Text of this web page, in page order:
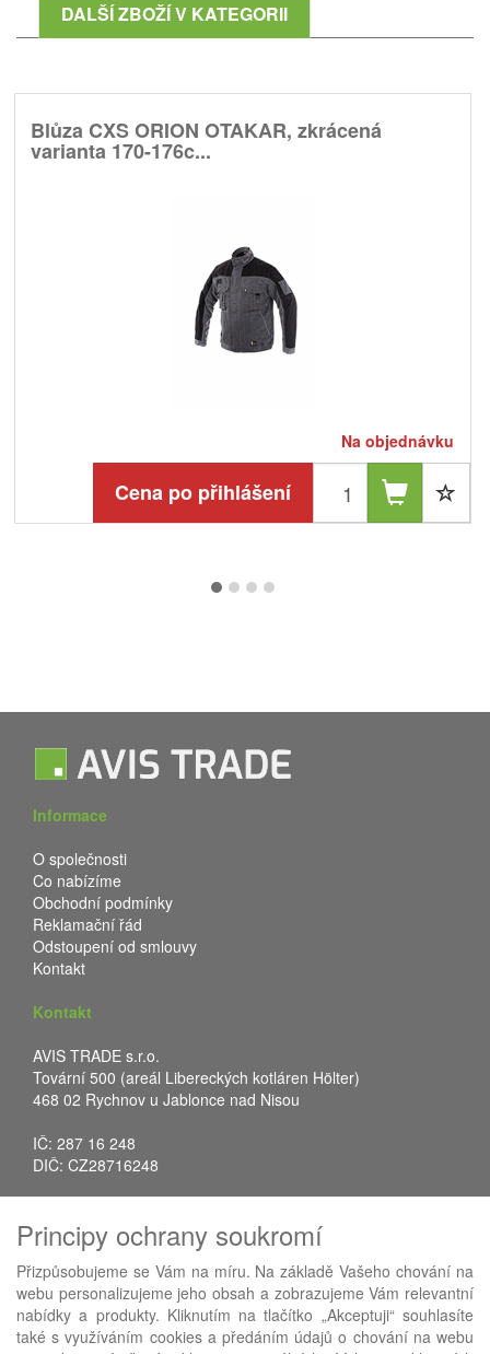
DALŠÍ ZBOŽÍ V KATEGORII
Blůza CXS ORION OTAKAR, zkrácená
varianta 170-176c...
Na objednávku
Cena po přihlášení
Informace
O společnosti
Co nabízíme
Obchodní podmínky
Reklamační řád
Odstoupení od smlouvy
Kontakt
Kontakt
AVIS TRADE s.r.o.
Tovární 500 (areál Libereckých kotláren Hölter)
468 02 Rychnov u Jablonce nad Nisou
IČ: 287 16 248
DIČ: CZ28716248
Fax: +420 483 034 590
E-mail:info@avistrade.cz
Web:www.avistrade.cz
Principy ochrany soukromí
Přizpůsobujeme se Vám na míru. Na základě Vašeho chování na
webu personalizujeme jeho obsah a zobrazujeme Vám relevantní
nabídky a produkty. Kliknutím na tlačítko „Akceptuji“ souhlasíte
také s využíváním cookies a předáním údajů o chování na webu